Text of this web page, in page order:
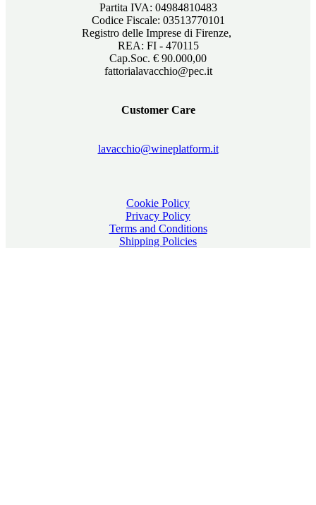
Partita IVA: 04984810483
Codice Fiscale: 03513770101
Registro delle Imprese di Firenze,
REA: FI - 470115
Cap.Soc. € 90.000,00
fattorialavacchio@pec.it
Customer Care
lavacchio@wineplatform.it
Cookie Policy
Privacy Policy
Terms and Conditions
Shipping Policies